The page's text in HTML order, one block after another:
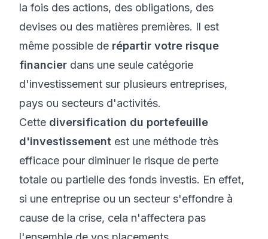
la fois des actions, des obligations, des
devises ou des matières premières. Il est
même possible de répartir votre risque
financier dans une seule catégorie
d'investissement sur plusieurs entreprises,
pays ou secteurs d'activités.
Cette diversification du portefeuille
d'investissement est une méthode très
efficace pour diminuer le risque de perte
totale ou partielle des fonds investis. En effet,
si une entreprise ou un secteur s'effondre à
cause de la crise, cela n'affectera pas